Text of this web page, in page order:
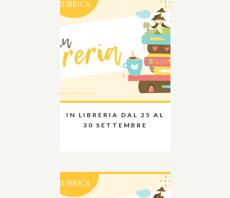
IN LIBRERIA DAL 25 AL
30 SETTEMBRE